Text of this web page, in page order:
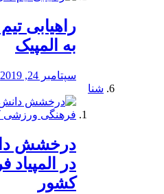
راهیابی
به المپیک
سپتامبر 24, 2019
شنا
درخشش
در
کشور